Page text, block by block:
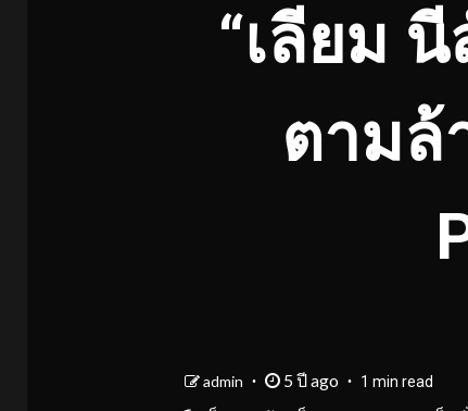
“เลียม
ตามล้
admin 5 ปี ago 1 min read